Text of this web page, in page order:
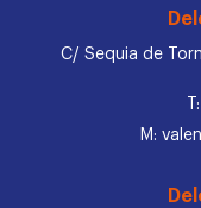
C/ Sequia de
M: